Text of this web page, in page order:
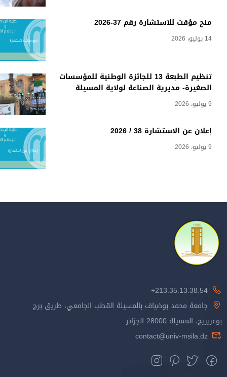
منح مؤقت للاستشارة رقم 37-2026
14 يوليو، 2026
تنظيم الطبعة 13 للجائزة الوطنية للمؤسسات
الصغيرة- مديرية الصناعة لولاية المسيلة
9 يوليو، 2026
إعلان عن الاستشارة 38 / 2026
9 يوليو، 2026
213.35.13.38.54+
جامعة محمد بوضياف بالمسيلة القطب الجامعي، طريق برج
بوعريريج، المسيلة 28000 الجزائر
contact@univ-msila.dz